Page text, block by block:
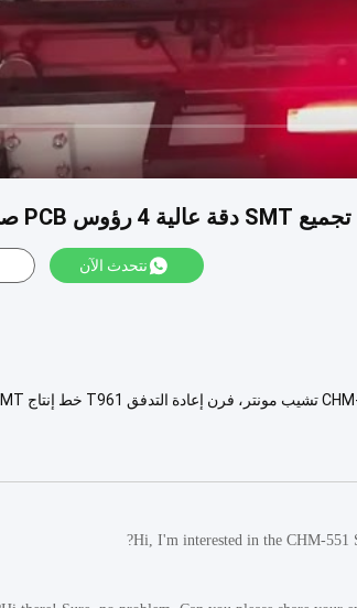
نتحدث الآن
Hi, I'm interested in the CHM-551